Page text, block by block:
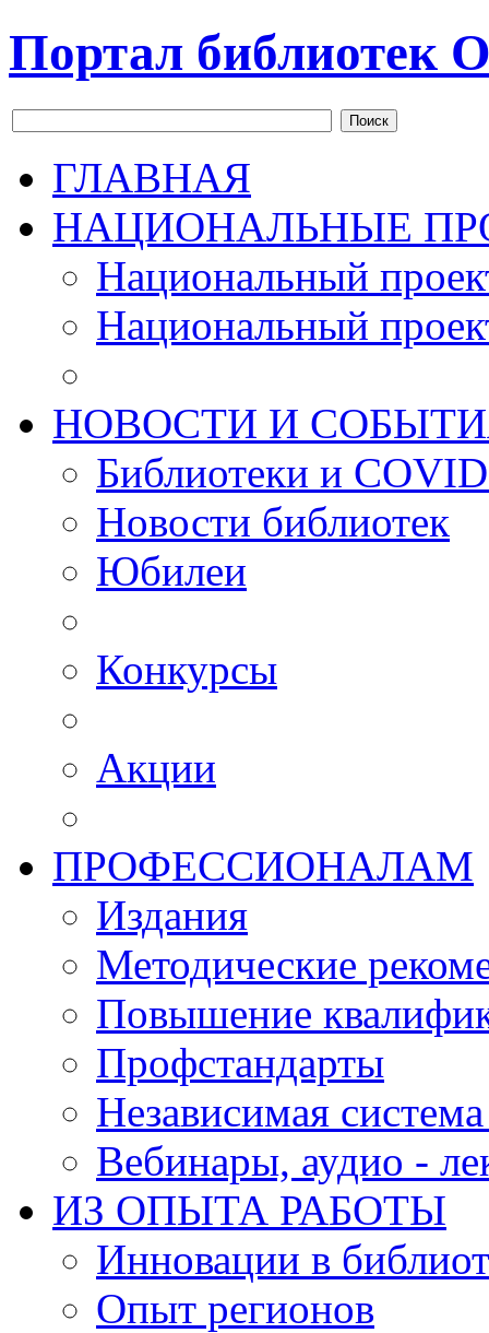
Портал библиотек
Поиск
ГЛАВНАЯ
НАЦИОНАЛЬНЫЕ
Национальный
Национальный
НОВОСТИ И
Библиотеки и
Новости библиотек
Юбилеи
Конкурсы
Акции
ПРОФЕССИОНАЛАМ
Издания
Методические
Повышение
Профстандарты
Независимая
Вебинары, аудио -
ИЗ ОПЫТА РАБОТЫ
Инновации в
Опыт регионов